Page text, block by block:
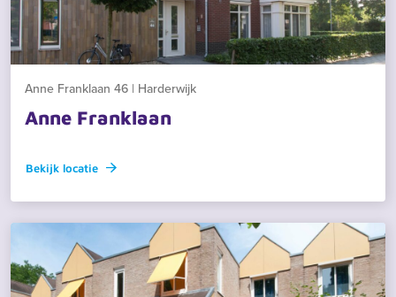
Anne Franklaan 46 | Harderwijk
Anne Franklaan
Bekijk locatie